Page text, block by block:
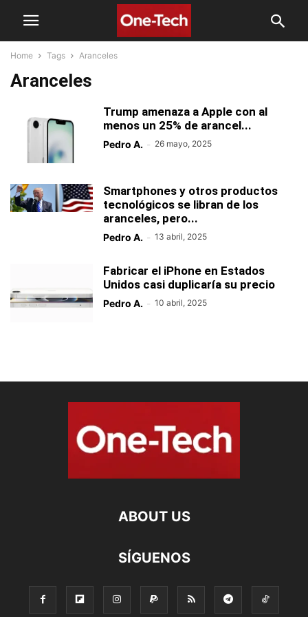
Home Tags Aranceles
Aranceles
Trump amenaza a Apple con al
menos un 25% de arancel...
Pedro A. - 26 mayo, 2025
Smartphones y otros productos
tecnológicos se libran de los
aranceles, pero...
Pedro A. - 13 abril, 2025
Fabricar el iPhone en Estados
Unidos casi duplicaría su precio
Pedro A. - 10 abril, 2025
ABOUT US
SÍGUENOS